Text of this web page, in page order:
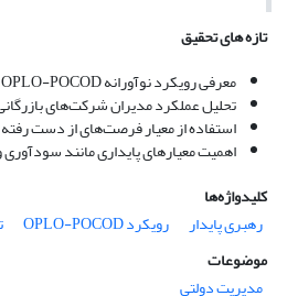
تازه های تحقیق
معرفی رویکرد نوآورانه OPLO-POCOD در ارزیابی رهبری پایدار سازمان‌ها
تحلیل عملکرد مدیران شرکت‌های
استفاده از معیار فرصت‌های از دست
اهمیت معیارهای پایداری مانند
کلیدواژه‌ها
رهبری پایدار
رویکرد OPLO-POCOD
موضوعات
مدیریت دولتی